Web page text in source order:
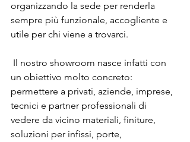
organizzando la sede per renderla
sempre più funzionale, accogliente e
utile per chi viene a trovarci.
un obiettivo molto concreto:
permettere a privati, aziende, imprese,
tecnici e partner professionali di
vedere da vicino materiali, finiture,
soluzioni per infissi, porte,